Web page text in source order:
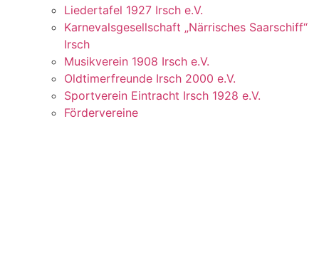
Liedertafel 1927 Irsch e.V.
Karnevalsgesellschaft „Närrisches Saarschiff“
Irsch
Musikverein 1908 Irsch e.V.
Oldtimerfreunde Irsch 2000 e.V.
Sportverein Eintracht Irsch 1928 e.V.
Fördervereine